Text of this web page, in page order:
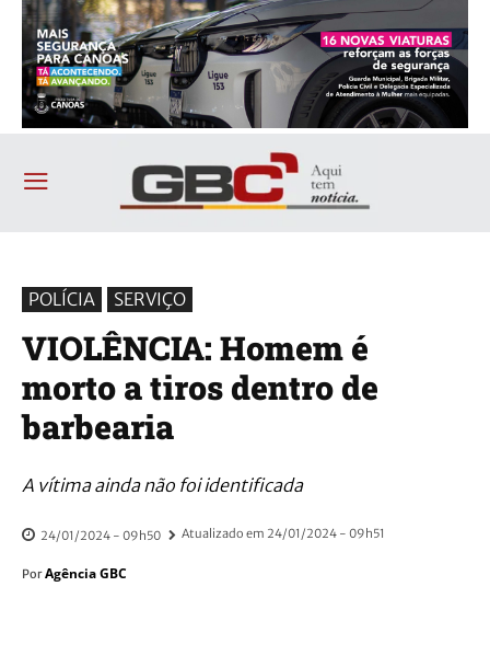
POLÍCIA SERVIÇO
VIOLÊNCIA: Homem é
morto a tiros dentro de
barbearia
A vítima ainda não foi identificada
24/01/2024 - 09h50 Atualizado em 24/01/2024 - 09h51
Por Agência GBC